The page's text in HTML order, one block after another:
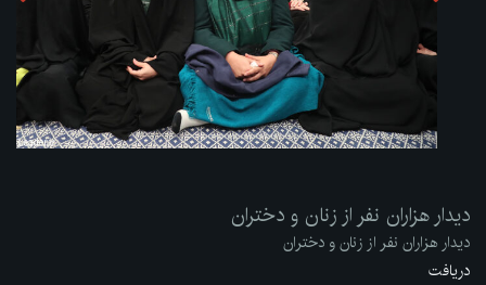
دیدار هزاران نفر از زنان و دختران
دیدار هزاران نفر از زنان و دختران
دریافت